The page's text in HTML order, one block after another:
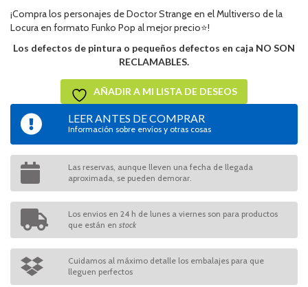
¡Compra los personajes de Doctor Strange en el Multiverso de la
Locura en formato Funko Pop al mejor precio⭐!
Los defectos de pintura o pequeños defectos en caja NO SON
RECLAMABLES.
AÑADIR A MI LISTA DE DESEOS
LEER ANTES DE COMPRAR
Información sobre envíos y otras cosas
Las reservas, aunque lleven una fecha de llegada
aproximada, se pueden demorar.
Los envios en 24 h de lunes a viernes son para productos
que están en stock
Cuidamos al máximo detalle los embalajes para que
lleguen perfectos